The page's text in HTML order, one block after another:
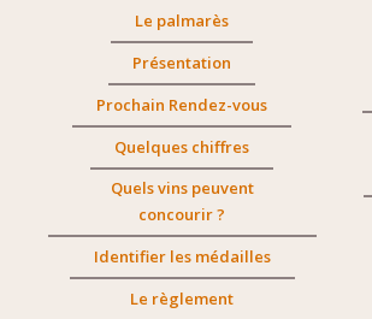
Le palmarès
Présentation
Prochain Rendez-vous
Quelques chiffres
Quels vins peuvent
concourir ?
Identifier les médailles
Le règlement